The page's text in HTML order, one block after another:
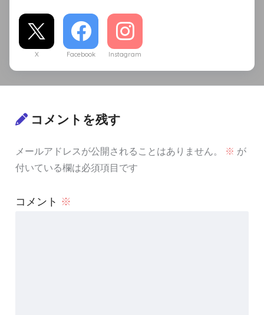
X Facebook Instagram
コメントを残す
メールアドレスが公開されることはありません。 ※ が
付いている欄は必須項目です
コメント ※